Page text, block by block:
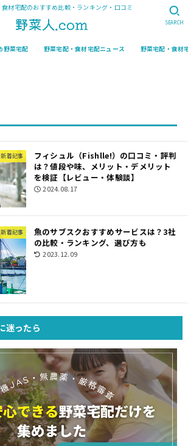
食材宅配のおすすめ比較・ランキング・口コミ
野菜宅配 野菜宅配・食材宅配ニュース 野菜宅配・食材
SEARCH
新着記事
フィシュル（Fishlle!）の口コミ・評判
は？値段や味、メリット・デメリット
を検証【レビュー・体験談】
2024.08.17
新着記事
魚のサブスクおすすめサービスは？3社
の比較・ランキング、選び方も
2023.12.09
迷ったら